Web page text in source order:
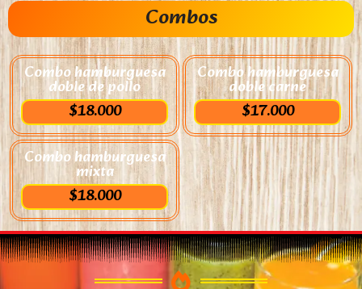
Combos
Combo hamburguesa
doble de pollo
$18.000
Combo hamburguesa
doble carne
$17.000
Combo hamburguesa
mixta
$18.000